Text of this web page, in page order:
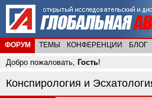
ФОРУМ ТЕМЫ КОНФЕРЕНЦИИ БЛОГ
Добро пожаловать, Гость!
Конспирология и